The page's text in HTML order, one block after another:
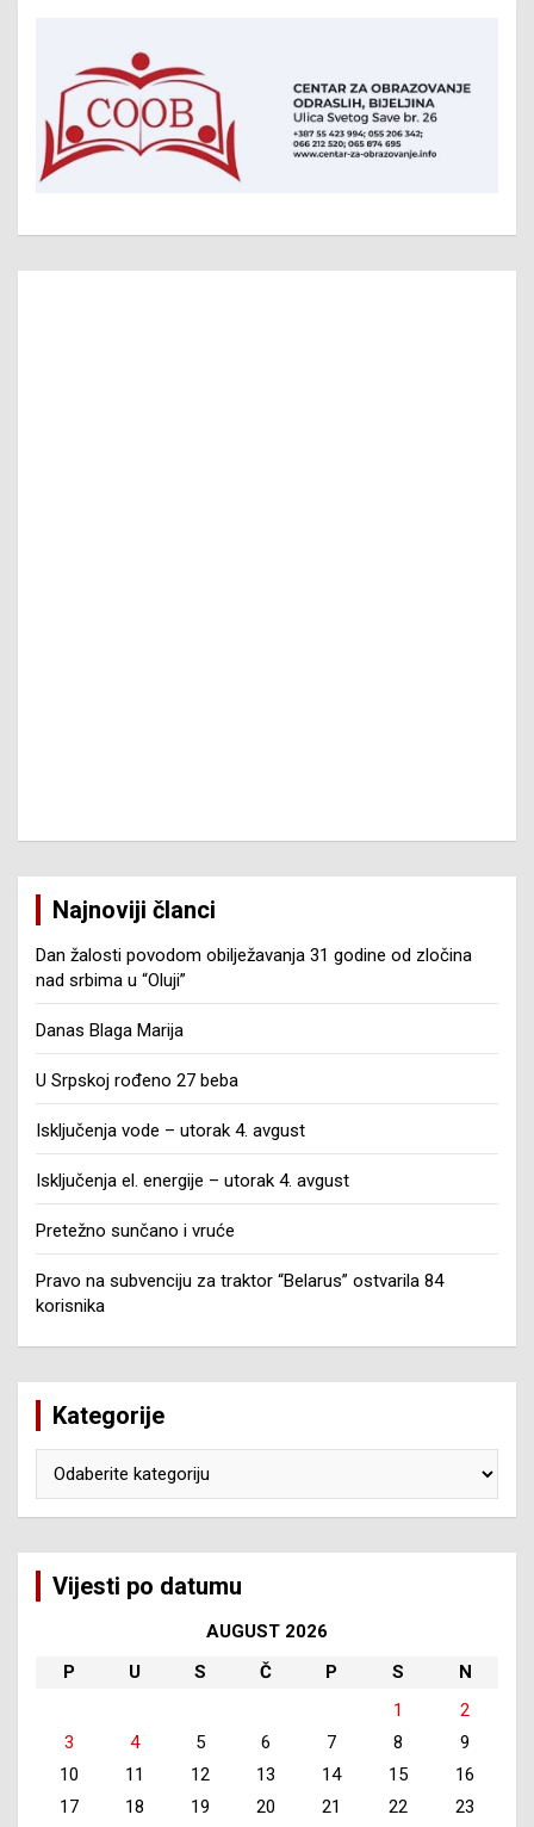
Najnoviji članci
Dan žalosti povodom obilježavanja 31 godine od zločina
nad srbima u “Oluji”
Danas Blaga Marija
U Srpskoj rođeno 27 beba
Isključenja vode – utorak 4. avgust
Isključenja el. energije – utorak 4. avgust
Pretežno sunčano i vruće
Pravo na subvenciju za traktor “Belarus” ostvarila 84
korisnika
Kategorije
Vijesti po datumu
AUGUST 2026
P
U S Č P S
N
1
2
3
4 5 6 7 8
9
10
11 12 13 14 15
16
17
18 19 20 21 22
23